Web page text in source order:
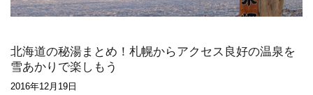
北海道の秘湯まとめ！札幌からアクセス良好の温泉を
雪あかりで楽しもう
2016年12月19日